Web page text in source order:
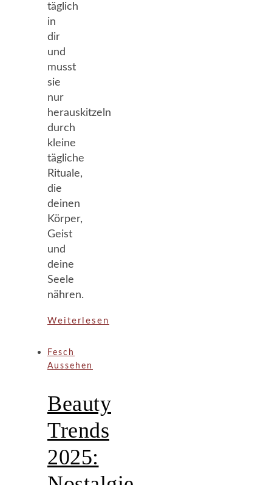
täglich
in
dir
und
musst
sie
nur
herauskitzeln
durch
kleine
tägliche
Rituale,
die
deinen
Körper,
Geist
und
deine
Seele
nähren.
Weiterlesen
Fesch
Aussehen
Beauty
Trends
2025: